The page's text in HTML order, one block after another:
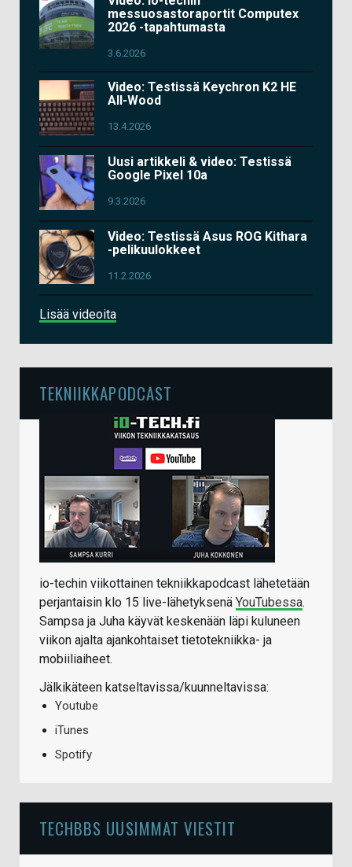
messuosastoraportit Computex
2026 -tapahtumasta
3.6.2026
Video: Testissä Keychron K2 HE
All-Wood
13.4.2026
Uusi artikkeli & video: Testissä
Google Pixel 10a
9.3.2026
Video: Testissä Asus ROG Kithara
-pelikuulokkeet
11.2.2026
Lisää videoita
TEKNIIKKAPODCAST
io-techin viikottainen tekniikkapodcast lähetetään
perjantaisin klo 15 live-lähetyksenä YouTubessa.
Sampsa ja Juha käyvät keskenään läpi kuluneen
viikon ajalta ajankohtaiset tietotekniikka- ja
mobiiliaiheet.
Jälkikäteen katseltavissa/kuunneltavissa:
Youtube
iTunes
Spotify
TECHBBS UUSIMMAT VIESTIT